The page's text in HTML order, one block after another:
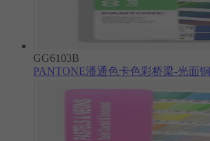
GG6103B
PANTONE潘通色卡色彩桥梁-光面